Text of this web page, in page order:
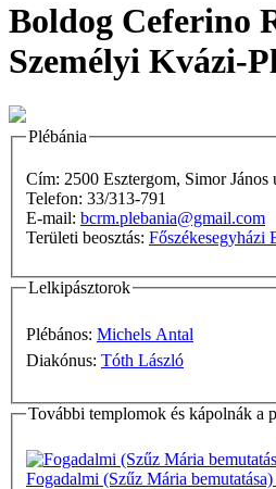
Boldog Ceferino
Személyi Kvázi-
Plébánia
Cím: 2500 Esztergom, Simor János
Telefon: 33/313-791
E-mail: bcrm.plebania@gmail.com
Területi beosztás: Főszékesegyházi
Lelkipásztorok
Plébános: Michels Antal
Diakónus: Tóth László
További templomok és kápolnák a
Fogadalmi (Szűz Mária